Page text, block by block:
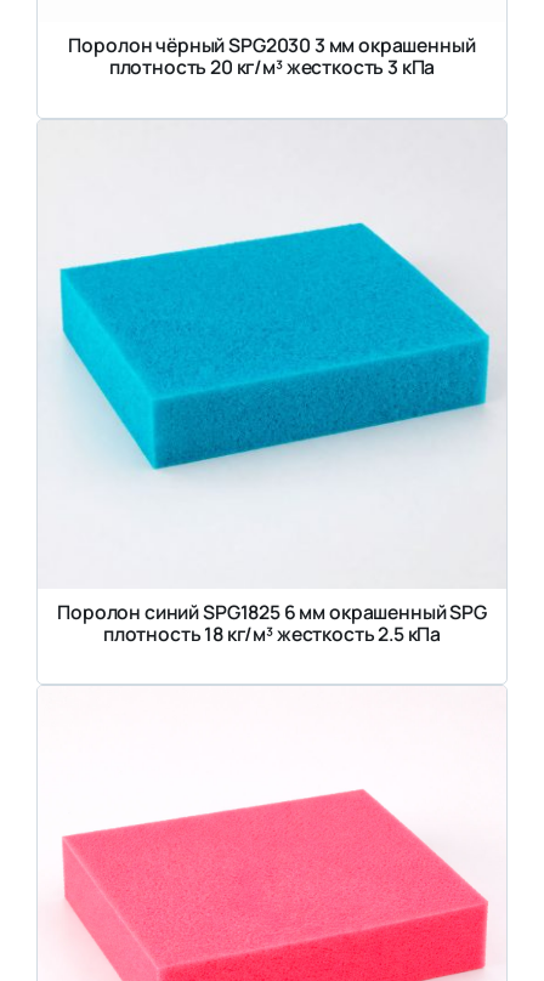
Поролон чёрный SPG2030 3 мм окрашенный
плотность 20 кг/м³ жесткость 3 кПа
Поролон синий SPG1825 6 мм окрашенный SPG
плотность 18 кг/м³ жесткость 2.5 кПа